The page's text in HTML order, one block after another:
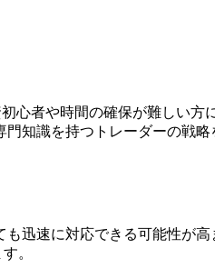
心者や時間の確保が難しい方
知識を持つトレーダーの戦
迅速に対応できる可能性が
。